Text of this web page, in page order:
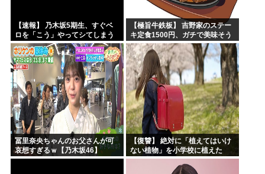
【速報】 乃木坂5期生、すぐベ
ロを「こう」やってシてしまう
ｗｗｗｗｗｗ
【極旨牛鉄板】 吉野家のステー
キ定食1500円、ガチで美味そう
ｗｗｗ
冨里奈央ちゃんのお父さんが可
哀想すぎるｗ【乃木坂46】
【復讐】 絶対に「植えてはいけ
ない植物」を小学校に植えた
→20年経って見に行くと…
「！？」衝撃の光景が・・・